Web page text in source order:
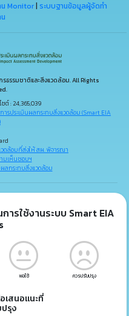
น Monitor| ระบบฐานข้อมูลผู้จัดทำ
ธรรมชาติและสิ่งแวดล้อม. All Rights
ต์ : 24,365,039
รประเมินผลกระทบสิ่งแวดล้อม (Smart EIA
ดล้อมที่ส่งให้ สผ. พิจารณา
มเห็นชอบฯ
ลกระทบสิ่งแวดล้อม
ารใช้งานระบบ Smart EIA
พอใช้ ควรปรับปรุง
เสนอแนะที่
รุง